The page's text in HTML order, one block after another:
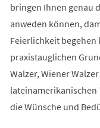
bringen Ihnen genau
anweden können,
Feierlichkeit
praxistauglichen
Walzer, Wiener
lateinamerikanischen
die Wünsche und